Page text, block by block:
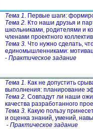
Тема 1
. Первые шаги:
Тема 2. Кто наши друзья и
школьниками, родителями и
членами проектного
Тема 3. Что нужно сделать,
единомышленниками:
- Практическое задание
Тема 1.
Как не допустить
выполнения: планирование
Тема 2. Совпадут ли наши
качества разработанного
Тема 3. Какую пользу
и оценка знаний, умений,
- Практическое задание